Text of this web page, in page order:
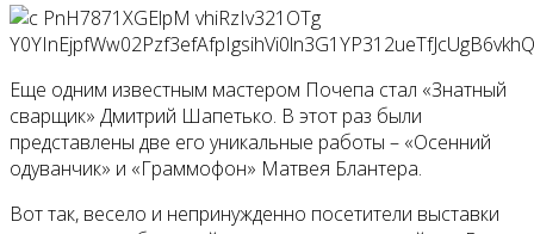
Еще одним известным мастером Почепа стал «Знатный
сварщик» Дмитрий Шапетько. В этот раз были
представлены две его уникальные работы – «Осенний
одуванчик» и «Граммофон» Матвея Блантера.
Вот так, весело и непринужденно посетители выставки